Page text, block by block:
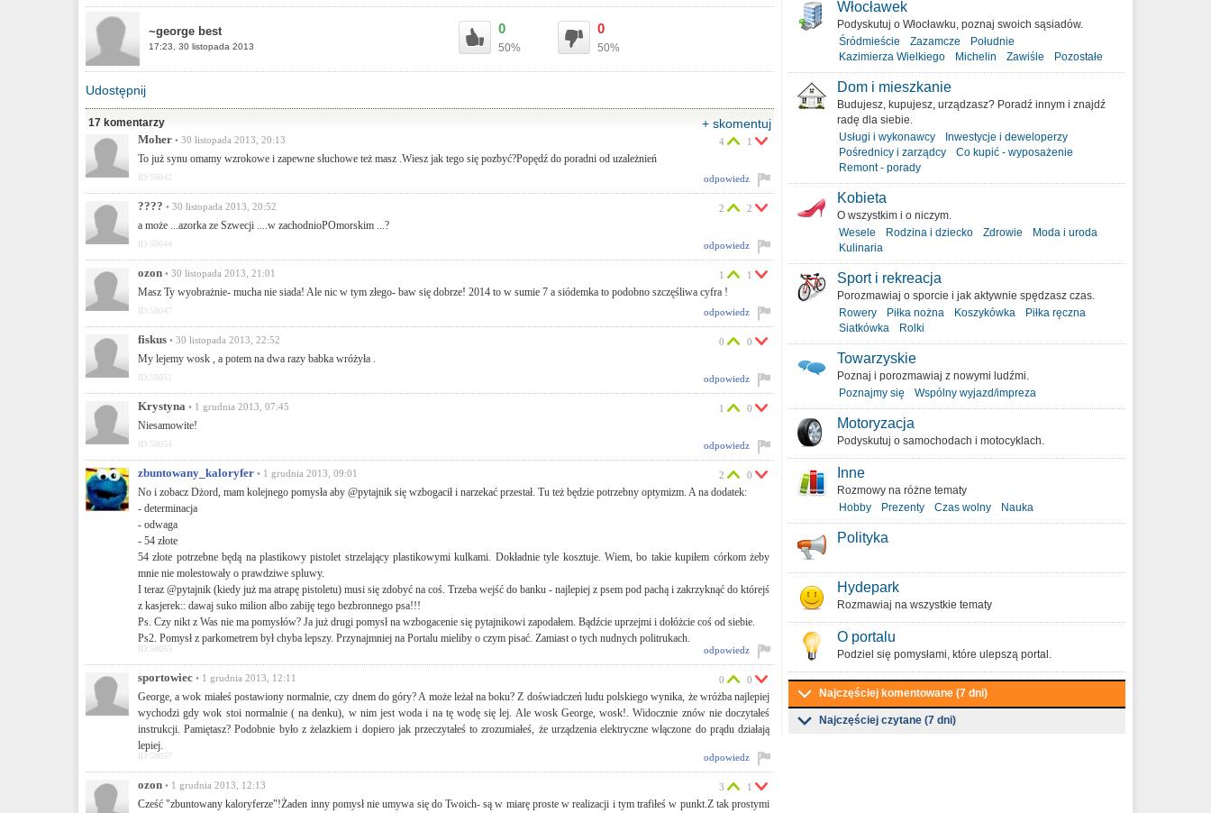
~george best
17:23, 30 listopada 2013
0
50%
0
50%
Udostępnij
17 komentarzy + skomentuj
Moher • 30 listopada 2013, 20:13
To już synu omamy wzrokowe i zapewne słuchowe też masz .Wiesz jak tego się pozbyć?Popędź do poradni od uzależnień
4 1
odpowiedz
ID:58042
???? • 30 listopada 2013, 20:52
a może ...azorka ze Szwecji ....w zachodnioPOmorskim ...?
2 2
odpowiedz
ID:58044
ozon • 30 listopada 2013, 21:01
Masz Ty wyobrażnie- mucha nie siada! Ale nic w tym złego- baw się dobrze! 2014 to w sumie 7 a siódemka to podobno szczęśliwa cyfra !
1 1
odpowiedz
ID:58047
fiskus • 30 listopada 2013, 22:52
My lejemy wosk , a potem na dwa razy babka wróżyła .
0 0
odpowiedz
ID:58051
Krystyna • 1 grudnia 2013, 07:45
Niesamowite!
1 0
odpowiedz
ID:58054
zbuntowany_kaloryfer • 1 grudnia 2013, 09:01
No i zobacz Dżord, mam kolejnego pomysła aby @pytajnik się wzbogacił i narzekać przestał. Tu też będzie potrzebny optymizm. A na dodatek:
- determinacja
- odwaga
- 54 złote
54 złote potrzebne będą na plastikowy pistolet strzelający plastikowymi kulkami. Dokładnie tyle kosztuje. Wiem, bo takie kupiłem córkom żeby
mnie nie molestowały o prawdziwe spluwy.
I teraz @pytajnik (kiedy już ma atrapę pistoletu) musi się zdobyć na coś. Trzeba wejść do banku - najlepiej z psem pod pachą i zakrzyknąć do którejś
z kasjerek:: dawaj suko milion albo zabiję tego bezbronnego psa!!!
Ps. Czy nikt z Was nie ma pomysłów? Ja już drugi pomysł na wzbogacenie się pytajnikowi zapodałem. Bądźcie uprzejmi i dołóżcie coś od siebie.
Ps2. Pomysł z parkometrem był chyba lepszy. Przynajmniej na Portalu mieliby o czym pisać. Zamiast o tych nudnych politrukach.
2 0
odpowiedz
ID:58055
sportowiec • 1 grudnia 2013, 12:11
George, a wok miałeś postawiony normalnie, czy dnem do góry? A może leżał na boku? Z doświadczeń ludu polskiego wynika, że wróżba najlepiej
wychodzi gdy wok stoi normalnie ( na denku), w nim jest woda i na tę wodę się lej. Ale wosk George, wosk!. Widocznie znów nie doczytałeś
instrukcji. Pamiętasz? Podobnie było z żelazkiem i dopiero jak przeczytałeś to zrozumiałeś, że urządzenia elektryczne włączone do prądu działają
lepiej.
0 0
odpowiedz
ID:58057
ozon • 1 grudnia 2013, 12:13
Cześć "zbuntowany kaloryferze"!Żaden inny pomysł nie umywa się do Twoich- są w miarę proste w realizacji i tym trafiłeś w punkt.Z tak prostymi
3 1
Włocławek
Podyskutuj o Włocławku, poznaj swoich sąsiadów.
Śródmieście
Zazamcze
Południe
Kazimierza Wielkiego
Michelin Zawiśle Pozostałe
Dom i mieszkanie
Budujesz, kupujesz, urządzasz? Poradź innym i znajdź
radę dla siebie.
Usługi i wykonawcy
Inwestycje i deweloperzy
Pośrednicy i zarządcy
Co kupić - wyposażenie
Remont - porady
Kobieta
O wszystkim i o niczym.
Wesele
Rodzina i dziecko Zdrowie
Moda i uroda
Kulinaria
Sport i rekreacja
Porozmawiaj o sporcie i jak aktywnie spędzasz czas.
Rowery
Piłka nożna Koszykówka
Piłka ręczna
Siatkówka
Rolki
Towarzyskie
Poznaj i porozmawiaj z nowymi ludźmi.
Poznajmy się
Wspólny wyjazd/impreza
Motoryzacja
Podyskutuj o samochodach i motocyklach.
Inne
Rozmowy na różne tematy
Hobby
Prezenty Czas wolny Nauka
Polityka
Hydepark
Rozmawiaj na wszystkie tematy
O portalu
Podziel się pomysłami, które ulepszą portal.
Najczęściej komentowane (7 dni)
Najczęściej czytane (7 dni)